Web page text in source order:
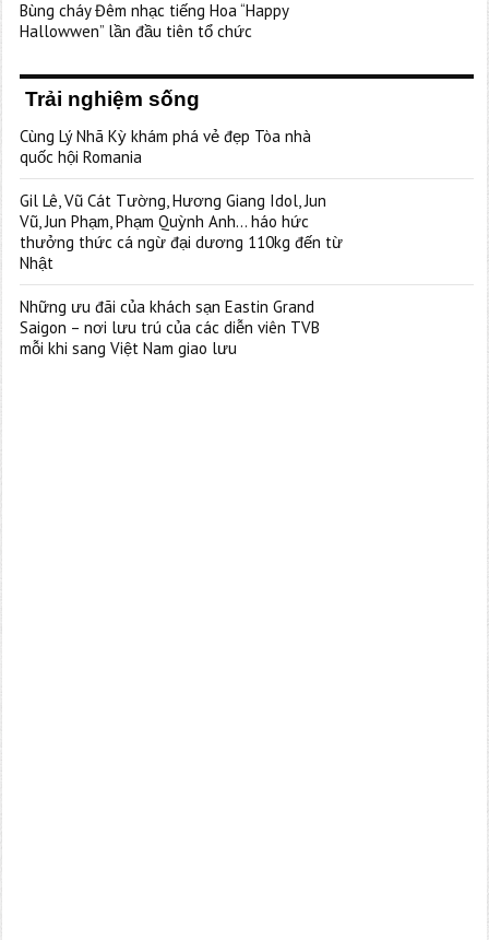
Bùng cháy Đêm nhạc tiếng Hoa “Happy
Hallowwen” lần đầu tiên tổ chức
Trải nghiệm sống
Cùng Lý Nhã Kỳ khám phá vẻ đẹp Tòa nhà
quốc hội Romania
Gil Lê, Vũ Cát Tường, Hương Giang Idol, Jun
Vũ, Jun Phạm, Phạm Quỳnh Anh… háo hức
thưởng thức cá ngừ đại dương 110kg đến từ
Nhật
Những ưu đãi của khách sạn Eastin Grand
Saigon – nơi lưu trú của các diễn viên TVB
mỗi khi sang Việt Nam giao lưu